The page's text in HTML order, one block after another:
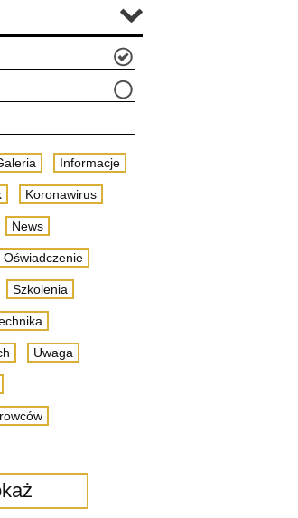
Informacje
Koronawirus
News
Oświadczenie
Szkolenia
Uwaga